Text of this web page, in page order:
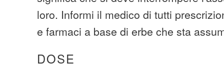
loro. Informi il medico di tutti
e farmaci a base di erbe che sta
DOSE